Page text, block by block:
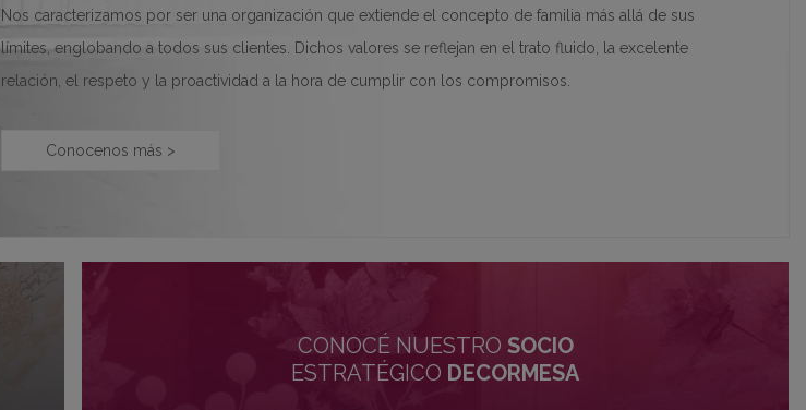
Nos caracterizamos por ser una organización que extiende el concepto de familia más allá de sus
límites, englobando a todos sus clientes. Dichos valores se reflejan en el trato fluido, la excelente
relación, el respeto y la proactividad a la hora de cumplir con los compromisos.
Conocenos más >
CONOCÉ NUESTRO SOCIO
ESTRATÉGICO DECORMESA